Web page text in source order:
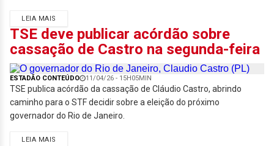
LEIA MAIS
TSE deve publicar acórdão sobre
cassação de Castro na segunda-feira
ESTADÃO CONTEÚDO 11/04/26 - 15H05MIN
TSE publica acórdão da cassação de Cláudio Castro, abrindo
caminho para o STF decidir sobre a eleição do próximo
governador do Rio de Janeiro.
LEIA MAIS